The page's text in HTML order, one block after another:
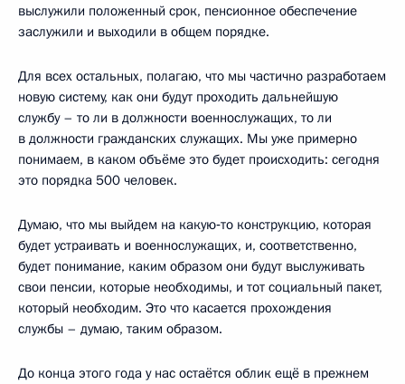
выслужили положенный срок, пенсионное обеспечение
заслужили и выходили в общем порядке.
Для всех остальных, полагаю, что мы частично разработаем
новую систему, как они будут проходить дальнейшую
службу – то ли в должности военнослужащих, то ли
в должности гражданских служащих. Мы уже примерно
понимаем, в каком объёме это будет происходить: сегодня
это порядка 500 человек.
Думаю, что мы выйдем на какую‑то конструкцию, которая
будет устраивать и военнослужащих, и, соответственно,
будет понимание, каким образом они будут выслуживать
свои пенсии, которые необходимы, и тот социальный пакет,
который необходим. Это что касается прохождения
службы – думаю, таким образом.
До конца этого года у нас остаётся облик ещё в прежнем